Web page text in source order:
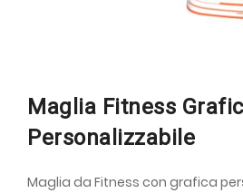
Maglia Fitness
Personalizzabile
Maglia da Fitness con grafica